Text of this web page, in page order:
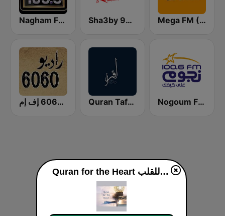
Nagham FM 105.3 (نغم إف إم) Sha3by 95 FM Mega FM (ميجا إف إم)
راديو 6060 إف إم Quran Tafsir by Sharawi and Nabulsi Nogoum FM 100.6 (نجوم فم)
Quran for the Heart القرآن للقلب live